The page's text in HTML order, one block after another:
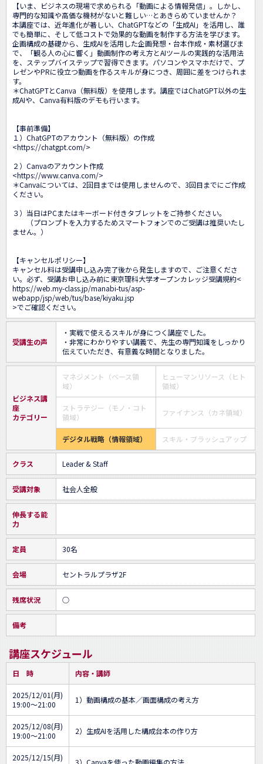
【いま、ビジネスの現場で求められる「動画による情報発信」。しかし、
専門的な知識や高価な機材がないと難しい…とあきらめていませんか？
本講座では、近年進化が著しい、ChatGPTなどの「生成AI」を活用し、誰
でも簡単に、そして低コストで効果的な動画を制作する方法を学びます。
企画構成の基礎から、生成AIを活用した企画発想・台本作成・素材選びま
で、「観る人の心に響く」動画制作の考え方とAIツールの実践的な活用法
を、ステップバイステップで習得できます。パソコンやスマホだけで、プ
レゼンやPRに役立つ動画を作るスキルが身につき、周囲に差をつけられま
す。
＊ChatGPTとCanva（無料版）を使用します。講座ではChatGPT以外の生
成AIや、Canva有料版のデモも行います。
【事前準備】
１）ChatGPTのアカウント（無料版）の作成
<https://chatgpt.com/>
２）Canvaのアカウント作成
<https://www.canva.com/>
＊Canvaについては、2回目までは使用しませんので、3回目までにご作成
ください。
３）当日はPCまたはキーボード付きタブレットをご持参ください。
（プロンプトを入力するためスマートフォンでのご受講は推奨いたし
ません。）
【キャンセルポリシー】
キャンセル料は受講申し込み完了後から発生しますので、ご注意くださ
い。必ず、受講お申し込み前に東京理科大学オープンカレッジ受講規約<
https://web.my-class.jp/manabi-tus/asp-
webapp/jsp/web/tus/base/kiyaku.jsp
>でご確認ください。
受講生の声
・実戦で使えるスキルが身につく講座でした。
・非常にわかりやすい講義で、先生の専門知識をしっかり
伝えていただき、有意義な時間となりました。
ビジネス講
座
カテゴリー
マネジメント（ベース領
域）
ヒューマンリソース（ヒト
領域）
ストラテジー（モノ・コト
領域）
ファイナンス（カネ領域）
デジタル戦略（情報領域） スキル・ブラッシュアップ
クラス Leader & Staff
受講対象 社会人全般
伸長する能
力
定員 30名
会場 セントラルプラザ2F
残席状況 ○
備考
講座スケジュール
日 時 内容・講師
2025/12/01(月)
19:00～21:00
1）動画構成の基本／画面構成の考え方
2025/12/08(月)
19:00～21:00
2）生成AIを活用した構成台本の作り方
2025/12/15(月)